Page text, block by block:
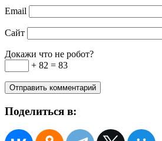
Email
Сайт
Докажи что не робот?
+ 82 = 83
Поделиться в: